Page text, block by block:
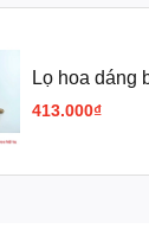
Lọ hoa dáng
413.000₫